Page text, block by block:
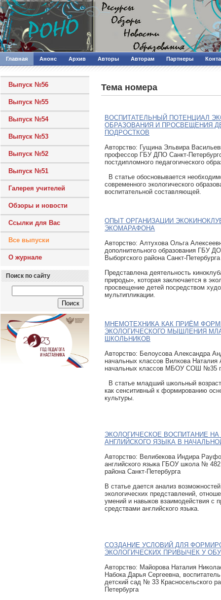
Главная Анонс Архив Авторы Авторам Партнеры
Выпуск №56
Выпуск №55
Выпуск №54
Выпуск №53
Выпуск №52
Выпуск №51
Галерея учителей
Обзоры и новости
Ссылки для Вас
Все выпуски
О журнале
Поиск по сайту
Тема номера
ВОСПИТАТЕЛЬНЫЙ ПОТЕНЦИАЛ
ОБРАЗОВАНИЯ И ПРОСВЕЩЕНИЯ
ПОДРОСТКОВ
Авторcтво: Гущина Эльвира
профессор ГБУ ДПО Санкт-
постдипломного педагогического
В статье обосновывается
современного экологического
воспитательной составляющей.
ОПЫТ ОРГАНИЗАЦИИ
ЭКОМАРАФОНА
Авторcтво: Алтухова Ольга
дополнительного образования ГБУ
Выборгского района Санкт-Петербурга
Представлена деятельность
природы», которая заключается в
просвещение детей посредством
мультипликации.
МНЕМОТЕХНИКА КАК ПРИЁМ
ЭКОЛОГИЧЕСКОГО МЫШЛЕНИЯ
ШКОЛЬНИКОВ
Авторcтво: Белоусова Александра
начальных классов Вилкова Наталия
начальных классов МБОУ СОШ №35
В статье младший школьный возраст
как сенситивный к формированию
культуры.
ЭКОЛОГИЧЕСКОЕ ВОСПИТАНИЕ НА
АНГЛИЙСКОГО ЯЗЫКА В
Авторcтво: Велибекова Индира
английского языка ГБОУ школа № 482
района Санкт-Петербурга
В статье дается анализ
экологических представлений,
умений и навыков взаимодействия с
средствами английского языка.
СОЗДАНИЕ УСЛОВИЙ ДЛЯ
ЭКОЛОГИЧЕСКИХ ПРИВЫЧЕК У
Авторcтво: Майорова Наталия
Набока Дарья Сергеевна,
детский сад № 33 Красносельского
Петербурга